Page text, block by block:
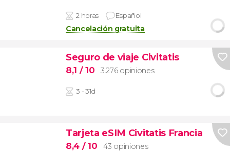
2 horas Español
Cancelación gratuita
Seguro de viaje Civitatis
8,1 / 10 3.276 opiniones
3 - 31d
Tarjeta eSIM Civitatis Francia
8,4 / 10 43 opiniones